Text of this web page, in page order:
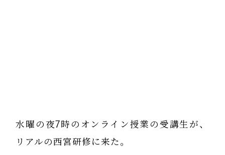
水曜の夜7時のオンライン授業の受講生が、
リアルの西宮研修に来た。